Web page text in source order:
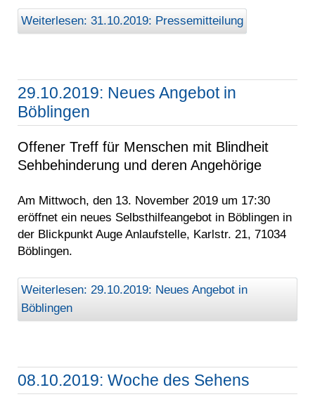
Weiterlesen: 31.10.2019: Pressemitteilung
29.10.2019: Neues Angebot in
Böblingen
Offener Treff für Menschen mit Blindheit
Sehbehinderung und deren Angehörige
Am Mittwoch, den 13. November 2019 um 17:30
eröffnet ein neues Selbsthilfeangebot in Böblingen in
der Blickpunkt Auge Anlaufstelle, Karlstr. 21, 71034
Böblingen.
Weiterlesen: 29.10.2019: Neues Angebot in
Böblingen
08.10.2019: Woche des Sehens